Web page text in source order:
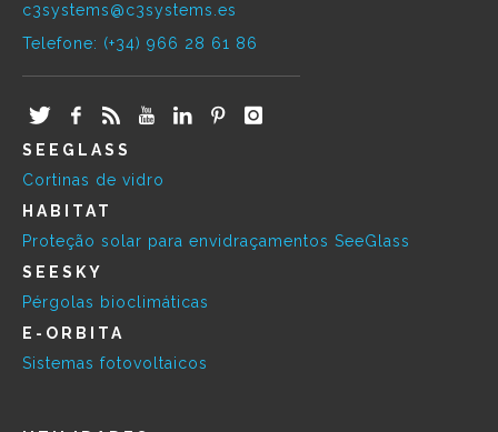
c3systems@c3systems.es
Telefone: (+34) 966 28 61 86
SEEGLASS
Cortinas de vidro
HABITAT
Proteção solar para envidraçamentos SeeGlass
SEESKY
Pérgolas bioclimáticas
E-ORBITA
Sistemas fotovoltaicos